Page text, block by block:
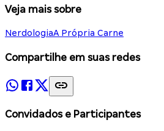
Veja mais sobre
NerdologiaA Própria Carne
Compartilhe em suas redes
Convidados e Participantes